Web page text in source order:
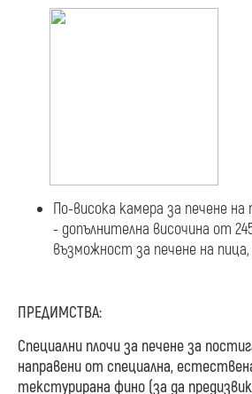
По-висока камера за печене
- допълнителна височина от
възможност за печене на пица,
ПРЕДИМСТВА:
Специални плочи за печене за
направени от специална,
текстурирана фино (за да